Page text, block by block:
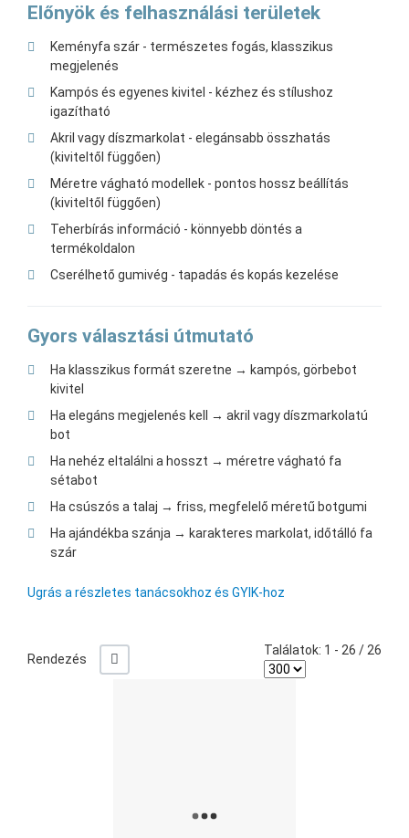
Előnyök és felhasználási területek
Keményfa szár - természetes fogás, klasszikus
megjelenés
Kampós és egyenes kivitel - kézhez és stílushoz
igazítható
Akril vagy díszmarkolat - elegánsabb összhatás
(kiviteltől függően)
Méretre vágható modellek - pontos hossz beállítás
(kiviteltől függően)
Teherbírás információ - könnyebb döntés a
termékoldalon
Cserélhető gumivég - tapadás és kopás kezelése
Gyors választási útmutató
Ha klasszikus formát szeretne → kampós, görbebot
kivitel
Ha elegáns megjelenés kell → akril vagy díszmarkolatú
bot
Ha nehéz eltalálni a hosszt → méretre vágható fa
sétabot
Ha csúszós a talaj → friss, megfelelő méretű botgumi
Ha ajándékba szánja → karakteres markolat, időtálló fa
szár
Ugrás a részletes tanácsokhoz és GYIK-hoz
Rendezés +/-
Találatok: 1 - 26 / 26